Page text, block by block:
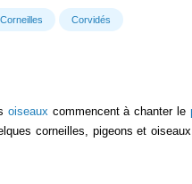
Corneilles Corvidés
oiseaux commencent à chanter le
corneilles, pigeons et